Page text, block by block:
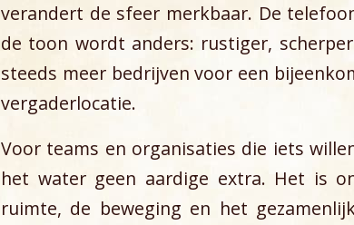
verandert de sfeer merkbaar. De
de toon wordt anders: rustiger,
steeds meer bedrijven voor een
vergaderlocatie.
Voor teams en organisaties die iets
het water geen aardige extra. Het is
ruimte, de beweging en het